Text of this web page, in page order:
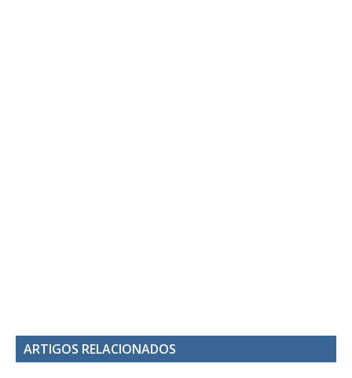
ARTIGOS RELACIONADOS